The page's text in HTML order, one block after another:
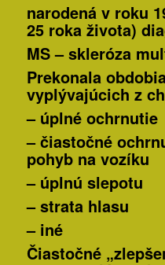
narodená v roku
25 roka života)
MS – skleróza
Prekonala
vyplývajúcich z
– úplné ochrnutie
–čiastočné
pohyb na vozíku
– úplnú slepotu
– strata hlasu
– iné
Čiastočné